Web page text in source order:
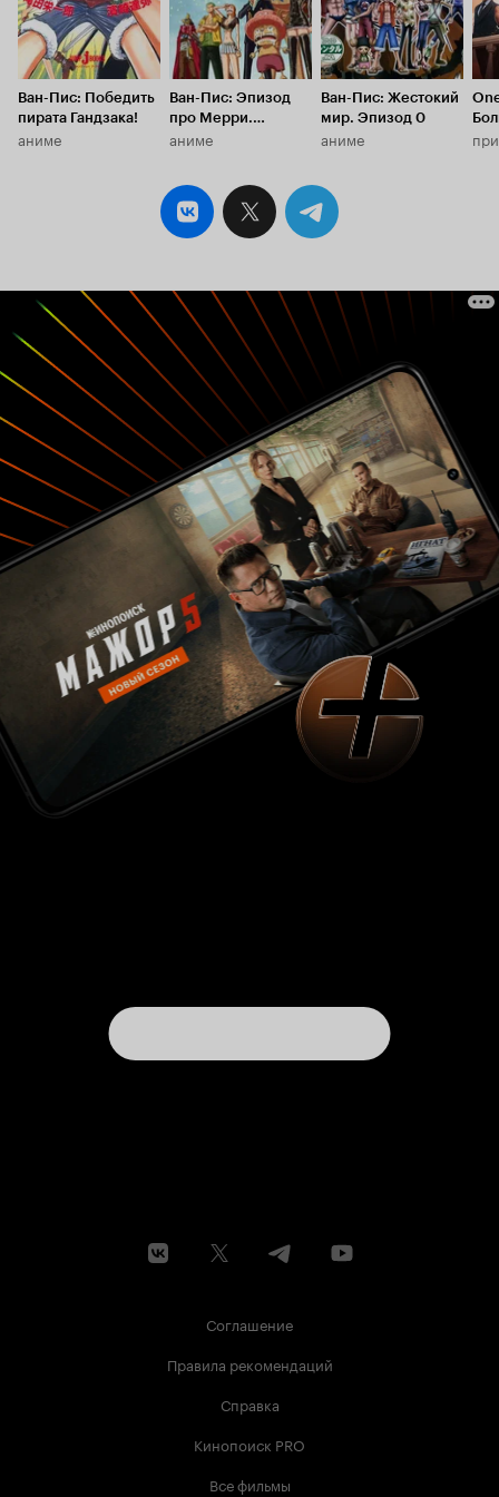
Ван-Пис: Победить
пирата Гандзака!
аниме
Ван-Пис: Эпизод
про Мерри.
История об ещё
аниме
Ван-Пис: Жестокий
мир. Эпизод 0
аниме
Соглашение
Правила рекомендаций
Справка
Кинопоиск PRO
Все фильмы